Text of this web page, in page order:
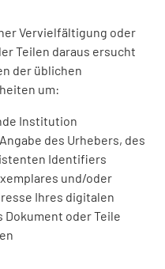
Vervielfältigung oder
Teilen daraus ersucht
der üblichen
um:
Institution
des Urhebers, des
Identifiers
und/oder
Ihres digitalen
Dokument oder Teile